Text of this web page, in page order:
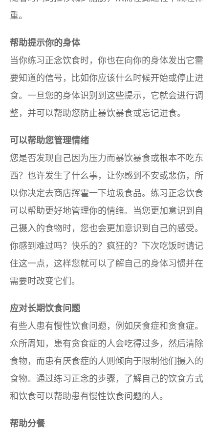
重。
帮助提示你的身体
当你练习正念饮食时，你也在向你的身体发出它需
要知道的信号，比如你应该什么时候开始或停止进
食。一旦您的身体识别到这些提示，它就会进行调
整，并可以帮助您防止暴饮暴食或忘记进食。
可以帮助您管理情绪
您是否发现自己因为压力而暴饮暴食或根本不吃东
西？也许发生了什么事，让你感到不安或悲伤，所
以你决定去商店挥霍一下垃圾食品。练习正念饮食
可以帮助更好地管理你的情绪。当您更加意识到自
己摄入的食物时，您也会更加意识到自己的感受。
你感到难过吗？快乐的？疯狂的？下次吃饭时请记
住这一点，这样您就可以了解自己的身体习惯并在
需要时改变它们。
应对长期饮食问题
有些人患有慢性饮食问题，例如厌食症和贪食症。
众所周知，患有贪食症的人会吃得过多，然后清除
食物，而患有厌食症的人则倾向于限制他们摄入的
食物。通过练习正念的步骤，了解自己的饮食方式
和饮食可以帮助患有慢性饮食问题的人。
帮助分餐